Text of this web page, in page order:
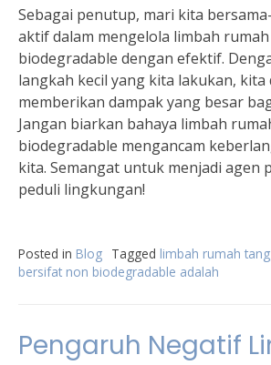
Sebagai penutup, mari kita
aktif dalam mengelola limbah
biodegradable dengan efektif.
langkah kecil yang kita lakukan, kita
memberikan dampak yang besar
Jangan biarkan bahaya limbah
biodegradable mengancam
kita. Semangat untuk menjadi agen
peduli lingkungan!
Posted in Blog Tagged limbah rumah
bersifat non biodegradable adalah
Pengaruh Negatif